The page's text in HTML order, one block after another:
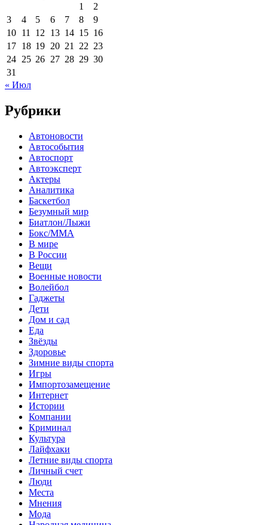
1
2
3
4 5 6 7 8
9
10 11 12 13 14 15 16
17 18 19 20 21 22 23
24 25 26 27 28 29 30
31
« Июл
Рубрики
Автоновости
Автособытия
Автоспорт
Автоэксперт
Актеры
Аналитика
Баскетбол
Безумный мир
Биатлон/Лыжи
Бокс/MMA
В мире
В России
Вещи
Военные новости
Волейбол
Гаджеты
Дети
Дом и сад
Еда
Звёзды
Здоровье
Зимние виды спорта
Игры
Импортозамещение
Интернет
Истории
Компании
Криминал
Культура
Лайфхаки
Летние виды спорта
Личный счет
Люди
Места
Мнения
Мода